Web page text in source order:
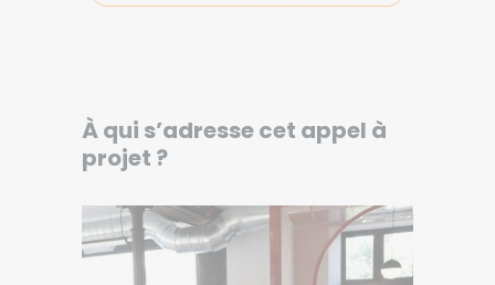
À qui s’adresse cet appel à
projet ?